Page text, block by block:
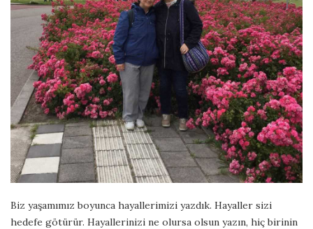
Biz yaşamımız boyunca hayallerimizi yazdık. Hayaller sizi
hedefe götürür. Hayallerinizi ne olursa olsun yazın, hiç birinin